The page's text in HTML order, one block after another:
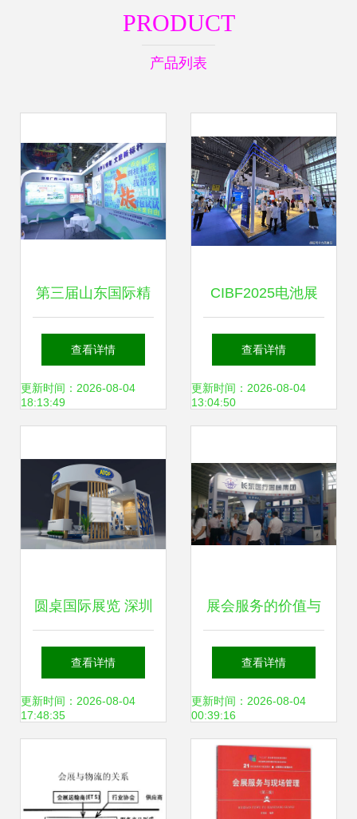
PRODUCT
产品列表
第三届山东国际精
品旅游产业博览会
盛大开幕，文旅融
查看详情
更新时间：2026-08-04
18:13:49
CIBF2025电池展
展台搭建 定制化服
务，满足您的独特
查看详情
更新时间：2026-08-04
13:04:50
圆桌国际展览 深圳
展会搭建与专业会
展服务的领军者
查看详情
更新时间：2026-08-04
17:48:35
展会服务的价值与
实操指南
查看详情
更新时间：2026-08-04
00:39:16